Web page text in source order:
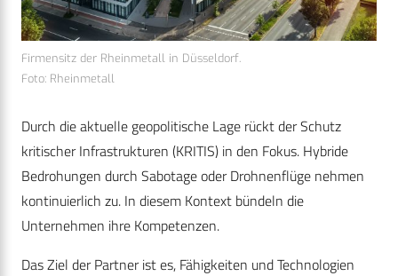
Firmensitz der Rheinmetall in Düsseldorf.
Foto: Rheinmetall
Durch die aktuelle geopolitische Lage rückt der Schutz
kritischer Infrastrukturen (KRITIS) in den Fokus. Hybride
Bedrohungen durch Sabotage oder Drohnenflüge nehmen
kontinuierlich zu. In diesem Kontext bündeln die
Unternehmen ihre Kompetenzen.
Das Ziel der Partner ist es, Fähigkeiten und Technologien